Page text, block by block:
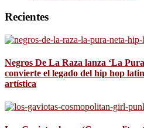
Recientes
Negros De La Raza lanza ‘La
convierte el legado del hip hop
artística